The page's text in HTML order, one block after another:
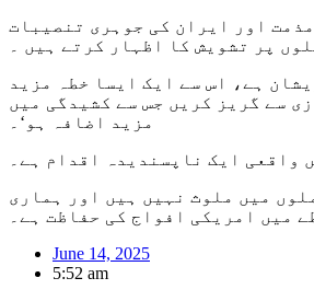
اور ایران کی جوہری تنصیبات
پر تشویش کا اظہار کرتے ہیں ۔
ہے، اس سے ایک ایسا خطہ مزید
سے گریز کریں جس سے کشیدگی میں
مزید اضافہ ہو‘۔
واقعی ایک ناپسندیدہ اقدام ہے۔
میں ملوث نہیں ہیں اور ہماری
میں امریکی افواج کی حفاظت ہے۔
June 14, 2025
5:52 am